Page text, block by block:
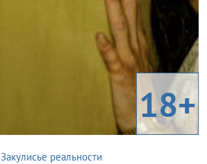
18+
Закулисье реальности